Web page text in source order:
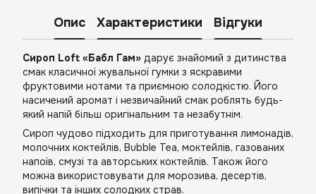
Опис Характеристики Відгуки
Сироп Loft «Бабл Гам» дарує знайомий з дитинства
смак класичної жувальної гумки з яскравими
фруктовими нотами та приємною солодкістю. Його
насичений аромат і незвичайний смак роблять будь-
який напій більш оригінальним та незабутнім.
Сироп чудово підходить для приготування лимонадів,
молочних коктейлів, Bubble Tea, моктейлів, газованих
напоїв, смузі та авторських коктейлів. Також його
можна використовувати для морозива, десертів,
випічки та інших солодких страв.